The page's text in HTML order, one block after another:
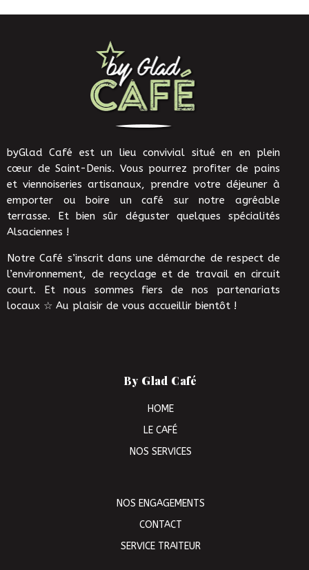
byGlad Café est un lieu convivial situé en en plein
cœur de Saint-Denis. Vous pourrez profiter de pains
et viennoiseries artisanaux, prendre votre déjeuner à
emporter ou boire un café sur notre agréable
terrasse. Et bien sûr déguster quelques spécialités
Alsaciennes !
Notre Café s’inscrit dans une démarche de respect de
l’environnement, de recyclage et de travail en circuit
court. Et nous sommes fiers de nos partenariats
locaux ☆ Au plaisir de vous accueillir bientôt !
By Glad Café
HOME
LE CAFÉ
NOS SERVICES
NOS ENGAGEMENTS
CONTACT
SERVICE TRAITEUR